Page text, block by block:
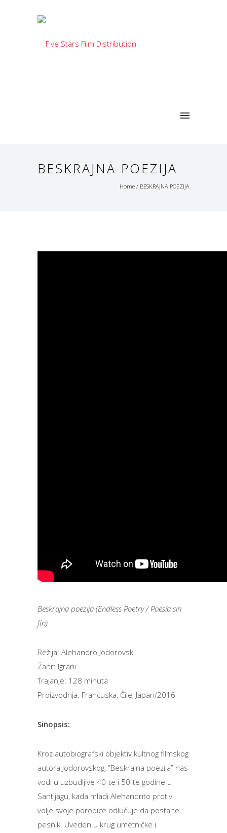
BESKRAJNA POEZIJA
Home / BESKRAJNA POEZIJA
Beskrajna poezija (Endless Poetry / Poesía sin
fin)
Režija: Alehandro Jodorovski
Žanr: Igrani
Trajanje: 128 minuta
Proizvodnja: Francuska, Čile, Japan/2016
Sinopsis:
Kroz autobiografski objektiv kultnog filmskog
autora Jodorovskog, “Beskrajna poezija” nas
vodi u uzbudljive 40-te i 50-te godine u
Santijagu, kada mladi Alehandrito protiv
volje svoje porodice odlučuje da postane
pesnik. Uveden u krug umetničke i